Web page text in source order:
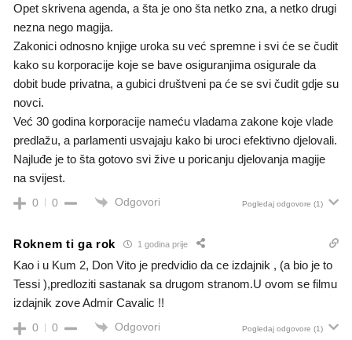
Opet skrivena agenda, a šta je ono šta netko zna, a netko drugi
nezna nego magija.
Zakonici odnosno knjige uroka su već spremne i svi će se čudit
kako su korporacije koje se bave osiguranjima osigurale da
dobit bude privatna, a gubici društveni pa će se svi čudit gdje su
novci.
Već 30 godina korporacije nameću vladama zakone koje vlade
predlažu, a parlamenti usvajaju kako bi uroci efektivno djelovali.
Najluđe je to šta gotovo svi žive u poricanju djelovanja magije
na svijest.
0 0 Odgovori Pogledaj odgovore (1)
Roknem ti ga rok 1 godina prije
Kao i u Kum 2, Don Vito je predvidio da ce izdajnik , (a bio je to
Tessi ),predloziti sastanak sa drugom stranom.U ovom se filmu
izdajnik zove Admir Cavalic !!
0 0 Odgovori Pogledaj odgovore (1)